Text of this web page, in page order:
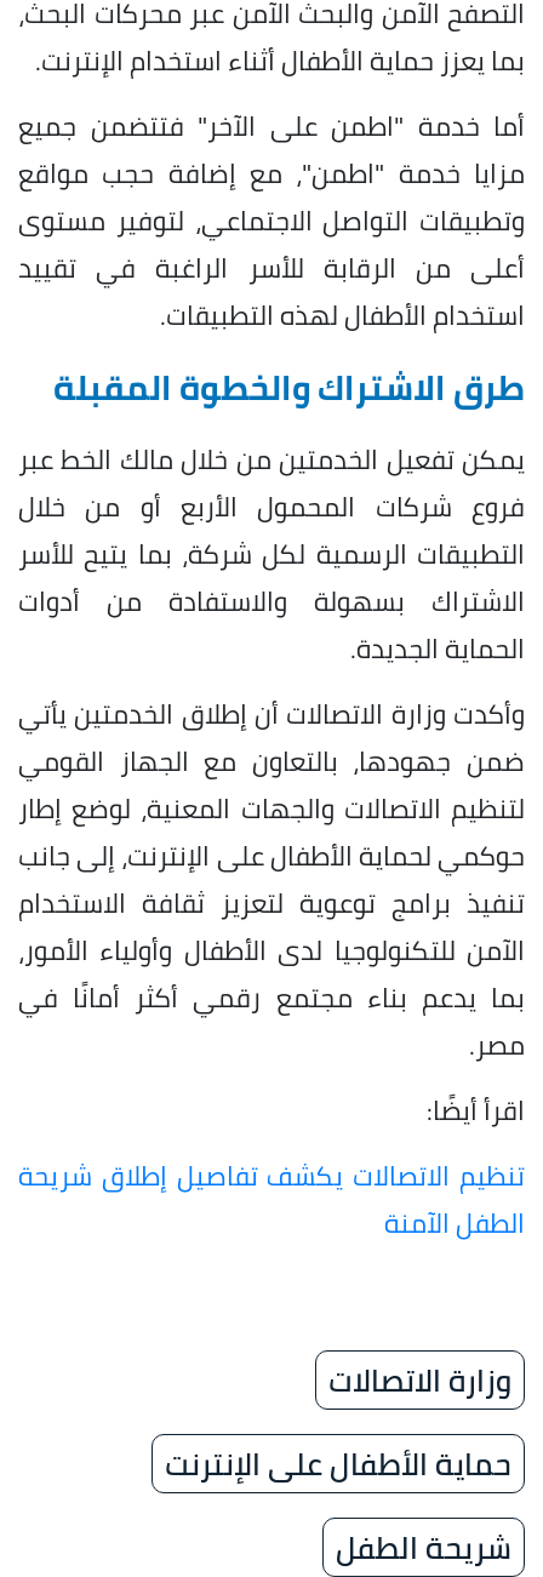
التصفح الآمن والبحث الآمن عبر محركات البحث،
بما يعزز حماية الأطفال أثناء استخدام الإنترنت.
أما خدمة "اطمن على الآخر" فتتضمن جميع
مزايا خدمة "اطمن"، مع إضافة حجب مواقع
وتطبيقات التواصل الاجتماعي، لتوفير مستوى
أعلى من الرقابة للأسر الراغبة في تقييد
استخدام الأطفال لهذه التطبيقات.
طرق الاشتراك والخطوة المقبلة
يمكن تفعيل الخدمتين من خلال مالك الخط عبر
فروع شركات المحمول الأربع أو من خلال
التطبيقات الرسمية لكل شركة، بما يتيح للأسر
الاشتراك بسهولة والاستفادة من أدوات
الحماية الجديدة.
وأكدت وزارة الاتصالات أن إطلاق الخدمتين يأتي
ضمن جهودها، بالتعاون مع الجهاز القومي
لتنظيم الاتصالات والجهات المعنية، لوضع إطار
حوكمي لحماية الأطفال على الإنترنت، إلى جانب
تنفيذ برامج توعوية لتعزيز ثقافة الاستخدام
الآمن للتكنولوجيا لدى الأطفال وأولياء الأمور،
بما يدعم بناء مجتمع رقمي أكثر أمانًا في
مصر.
اقرأ أيضًا:
تنظيم الاتصالات يكشف تفاصيل إطلاق شريحة
الطفل الآمنة
وزارة الاتصالات
حماية الأطفال على الإنترنت
شريحة الطفل